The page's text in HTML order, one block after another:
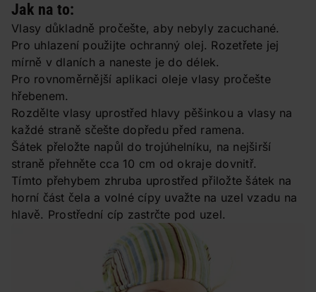
Jak na to:
Vlasy důkladně pročešte, aby nebyly zacuchané.
Pro uhlazení použijte ochranný olej. Rozetřete jej
mírně v dlaních a naneste je do délek.
Pro rovnoměrnější aplikaci oleje vlasy pročešte
hřebenem.
Rozdělte vlasy uprostřed hlavy pěšinkou a vlasy na
každé straně sčešte dopředu před ramena.
Šátek přeložte napůl do trojúhelníku, na nejširší
straně přehněte cca 10 cm od okraje dovnitř.
Tímto přehybem zhruba uprostřed přiložte šátek na
horní část čela a volné cípy uvažte na uzel vzadu na
hlavě. Prostřední cíp zastrčte pod uzel.